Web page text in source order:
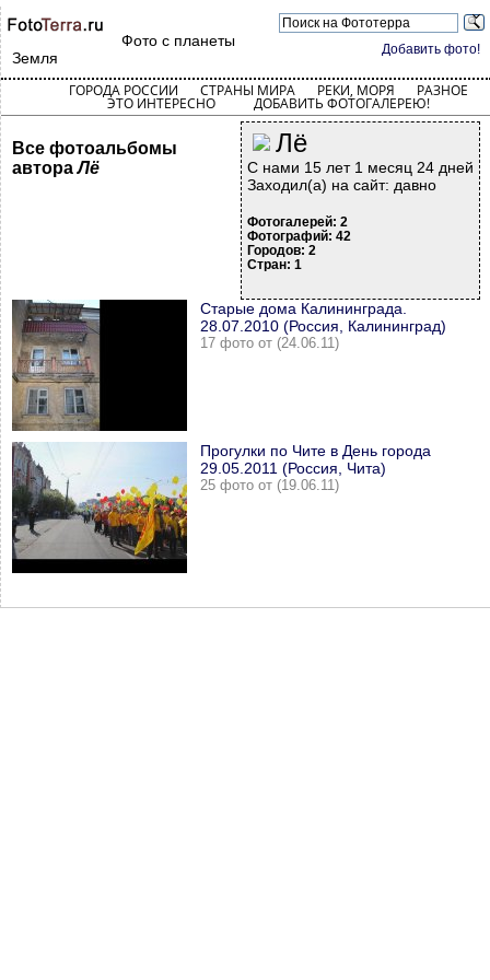
Добавить фото!
Фото с планеты
Земля
ГОРОДА РОССИИ СТРАНЫ МИРА РЕКИ, МОРЯ РАЗНОЕ
ЭТО ИНТЕРЕСНО ДОБАВИТЬ ФОТОГАЛЕРЕЮ!
Лё
С нами 15 лет 1 месяц 24 дней
Заходил(а) на сайт: давно
Фотогалерей: 2
Фотографий: 42
Городов: 2
Стран: 1
Все фотоальбомы
автораЛё
Старые дома Калининграда.
28.07.2010 (Россия, Калининград)
17 фото от (24.06.11)
Прогулки по Чите в День города
29.05.2011 (Россия, Чита)
25 фото от (19.06.11)